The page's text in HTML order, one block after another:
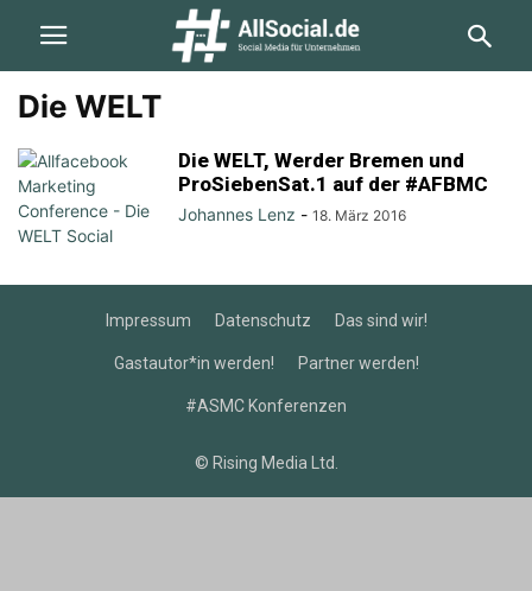
Die WELT
Die WELT, Werder Bremen und
ProSiebenSat.1 auf der #AFBMC
Johannes Lenz - 18. März 2016
Impressum Datenschutz Das sind wir!
Gastautor*in werden! Partner werden!
#ASMC Konferenzen
© Rising Media Ltd.